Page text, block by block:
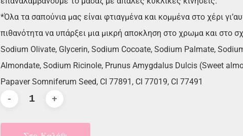
*Όλα τα σαπούνια μας είναι φτιαγμένα και κομμένα στο χέρι
πιθανότητα να υπάρξει μια μικρή αποκληση στο χρωμα και στο
Sodium Olivate, Glycerin, Sodium Cocoate, Sodium Palmate,
Almondate, Sodium Ricinole, Prunus Amygdalus Dulcis (Sweet
Papaver Somniferum Seed, CI 77891, CI 77019, CI 77491